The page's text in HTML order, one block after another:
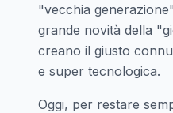
"vecchia
grande novità della
creano il giusto
e super tecnologica.
Oggi, per restare